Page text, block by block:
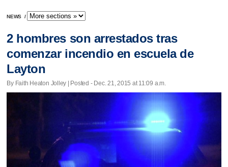
NEWS /
2 hombres son arrestados tras
comenzar incendio en escuela de
Layton
By Faith Heaton Jolley | Posted - Dec. 21, 2015 at 11:09 a.m.